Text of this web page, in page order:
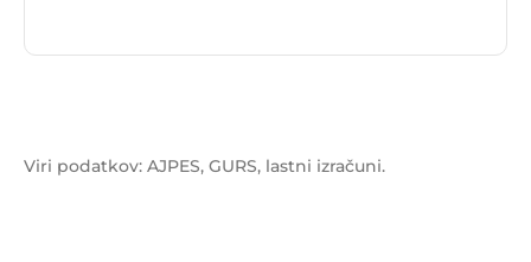
ZAVAŠNIK - ODVETNIK jeOdvetništvo.
Viri podatkov: AJPES, GURS, lastni izračuni.